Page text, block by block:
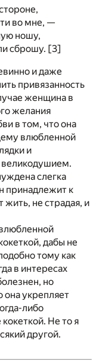
во мне, —
ношу,
сброшу. [3]
и даже
привязанность
женщина в
желания
в том, что она
влюбленной
и
великодушием.
слегка
принадлежит к
не страдая, и
дабы не
тому как
в интересах
но
она укрепляет
либо
Не то я
другой.